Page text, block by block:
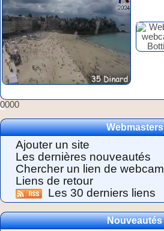
0000
Webmasters
Ajouter un site
Les dernières nouveautés
Chercher un lien de webcam
Liens de retour
Les 30 derniers liens
Nouveautés